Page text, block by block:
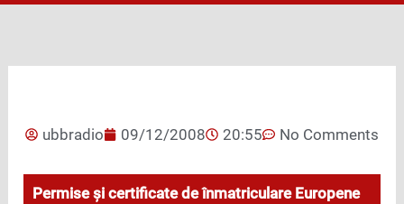
ubbradio 09/12/2008 20:55 No Comments
Permise şi certificate de înmatriculare Europene